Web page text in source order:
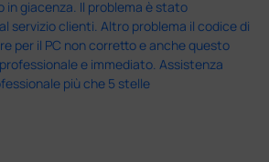
in giacenza. Il problema è stato
servizio clienti. Altro problema il codice di
per il PC non corretto e anche questo
e immediato. Assistenza
più che 5 stelle